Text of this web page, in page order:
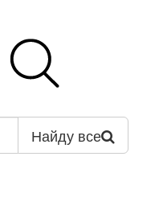
Найду все